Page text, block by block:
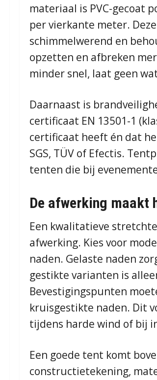
materiaal is PVC-gecoat
per vierkante meter.
schimmelwerend en
opzetten en afbreken
minder snel, laat geen
Daarnaast is
certificaat EN 13501-1
certificaat heeft én dat
SGS, TÜV of Efectis.
tenten die bij
De afwerking maakt
Een kwalitatieve
afwerking. Kies voor
naden. Gelaste naden
gestikte varianten is
Bevestigingspunten
kruisgestikte naden. Dit
tijdens harde wind of bij
Een goede tent komt
constructietekening,